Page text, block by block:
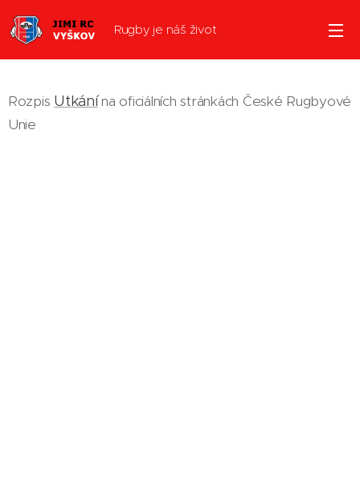
Rugby je náš život
Rozpis Utkánína oficiálních stránkách České Rugbyové
Unie